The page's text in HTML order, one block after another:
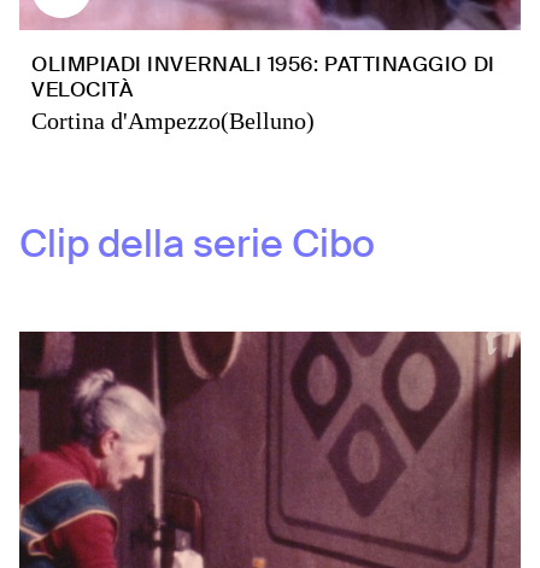
OLIMPIADI INVERNALI 1956: PATTINAGGIO DI
VELOCITÀ
Cortina d'Ampezzo(Belluno)
Clip della serie Cibo